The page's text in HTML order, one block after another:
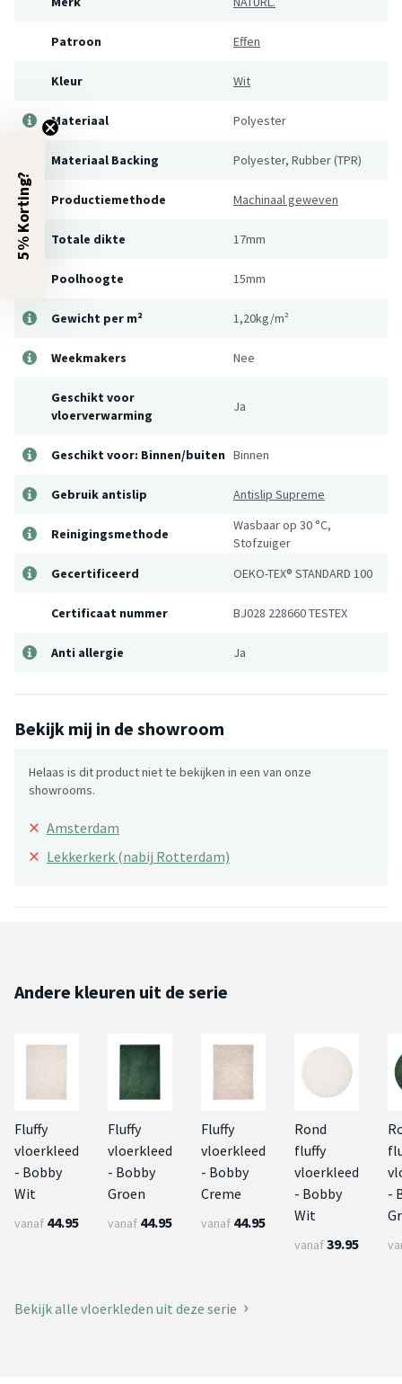
Patroon Effen
Kleur Wit
Materiaal Polyester
Materiaal Backing Polyester, Rubber (TPR)
Productiemethode Machinaal geweven
Totale dikte 17mm
Poolhoogte 15mm
Gewicht per m² 1,20kg/m²
Weekmakers Nee
Geschikt voor
vloerverwarming
Ja
Geschikt voor: Binnen/buiten Binnen
Gebruik antislip Antislip Supreme
Reinigingsmethode
Wasbaar op 30 °C,
Stofzuiger
Gecertificeerd
OEKO-TEX® STANDARD 100
Certificaat nummer BJ028 228660 TESTEX
Anti allergie Ja
Bekijk mij in de showroom
Helaas is dit product niet te bekijken in een van onze
showrooms.
× Amsterdam
× Lekkerkerk (nabij Rotterdam)
Andere kleuren uit de serie
Fluffy
vloerkleed
- Bobby
Wit
vanaf 44.95
Fluffy
vloerkleed
- Bobby
Groen
vanaf 44.95
Fluffy
vloerkleed
- Bobby
Creme
vanaf 44.95
Rond
fluffy
vloerkleed
- Bobby
Wit
vanaf39.95
-
Bekijk alle vloerkleden uit deze serie
5% Korting?